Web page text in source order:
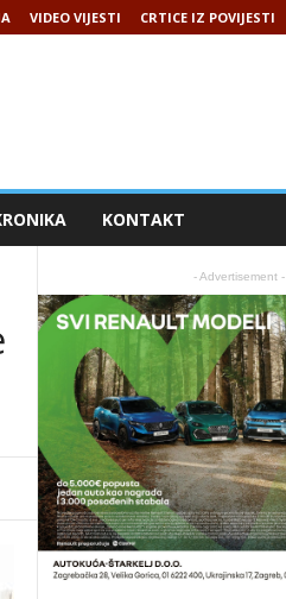
VIDEO VIJESTI CRTICE IZ POVIJESTI
KONTAKT
- Advertisement -